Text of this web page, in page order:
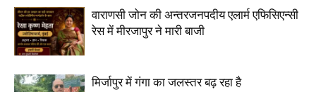
वाराणसी जोन की अन्तरजनपदीय एलार्म एफिसिएन्सी
रेस में मीरजापुर ने मारी बाजी
मिर्जापुर में गंगा का जलस्तर बढ़ रहा है